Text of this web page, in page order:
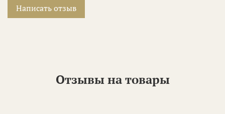
Написать отзыв
Отзывы на товары